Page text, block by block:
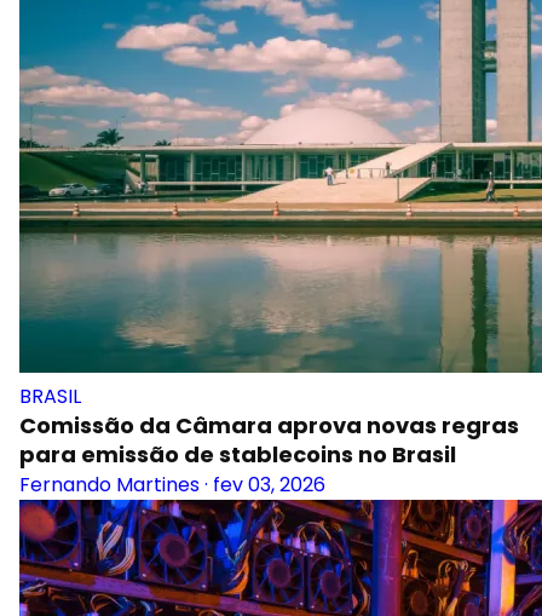
BRASIL
Comissão da Câmara aprova novas regras
para emissão de stablecoins no Brasil
Fernando Martines· fev 03, 2026